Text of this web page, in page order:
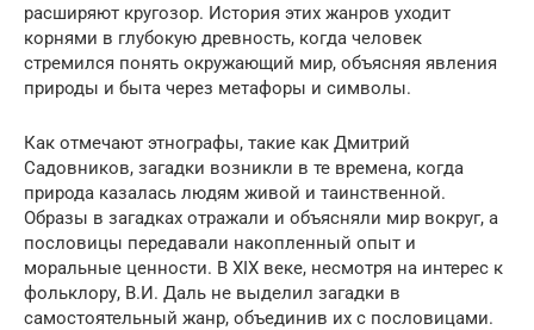
расширяют кругозор. История этих жанров уходит
корнями в глубокую древность, когда человек
стремился понять окружающий мир, объясняя явления
природы и быта через метафоры и символы.
Как отмечают этнографы, такие как Дмитрий
Садовников, загадки возникли в те времена, когда
природа казалась людям живой и таинственной.
Образы в загадках отражали и объясняли мир вокруг, а
пословицы передавали накопленный опыт и
моральные ценности. В XIX веке, несмотря на интерес к
фольклору, В.И. Даль не выделил загадки в
самостоятельный жанр, объединив их с пословицами.